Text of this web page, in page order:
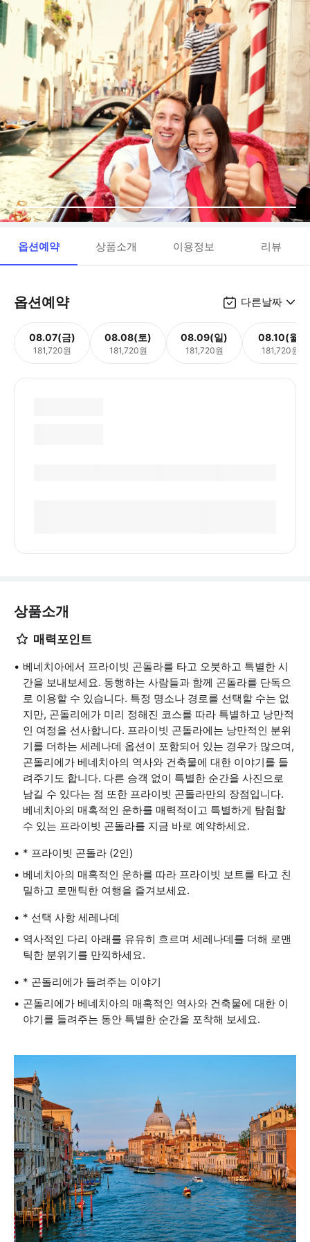
옵션예약 상품소개 이용정보 리뷰
옵션예약 다른날짜
08.07(금)
181,720원
08.08(토)
181,720원
08.09(일)
181,720원
08.10(월)
181,720원
상품소개
매력포인트
베네치아에서 프라이빗 곤돌라를 타고 오붓하고 특별한 시
간을 보내보세요. 동행하는 사람들과 함께 곤돌라를 단독으
로 이용할 수 있습니다. 특정 명소나 경로를 선택할 수는 없
지만, 곤돌리에가 미리 정해진 코스를 따라 특별하고 낭만적
인 여정을 선사합니다. 프라이빗 곤돌라에는 낭만적인 분위
기를 더하는 세레나데 옵션이 포함되어 있는 경우가 많으며,
곤돌리에가 베네치아의 역사와 건축물에 대한 이야기를 들
려주기도 합니다. 다른 승객 없이 특별한 순간을 사진으로
남길 수 있다는 점 또한 프라이빗 곤돌라만의 장점입니다.
베네치아의 매혹적인 운하를 매력적이고 특별하게 탐험할
수 있는 프라이빗 곤돌라를 지금 바로 예약하세요.
* 프라이빗 곤돌라 (2인)
베네치아의 매혹적인 운하를 따라 프라이빗 보트를 타고 친
밀하고 로맨틱한 여행을 즐겨보세요.
* 선택 사항 세레나데
역사적인 다리 아래를 유유히 흐르며 세레나데를 더해 로맨
틱한 분위기를 만끽하세요.
* 곤돌리에가 들려주는 이야기
곤돌리에가 베네치아의 매혹적인 역사와 건축물에 대한 이
야기를 들려주는 동안 특별한 순간을 포착해 보세요.